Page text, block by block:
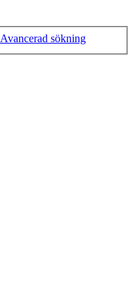
Avancerad sökning